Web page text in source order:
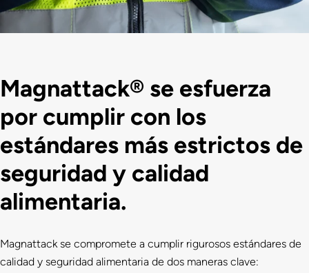
Magnattack® se esfuerza
por cumplir con los
estándares más estrictos de
seguridad y calidad
alimentaria.
Magnattack se compromete a cumplir rigurosos estándares de
calidad y seguridad alimentaria de dos maneras clave: